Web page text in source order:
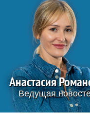
Анастасия
Ведущая